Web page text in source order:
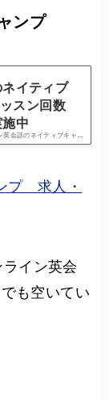
ンプ
英会話のネイティブキャ…
イティブ
スン回数
中
プ 求人・
ライン英会
も空いてい